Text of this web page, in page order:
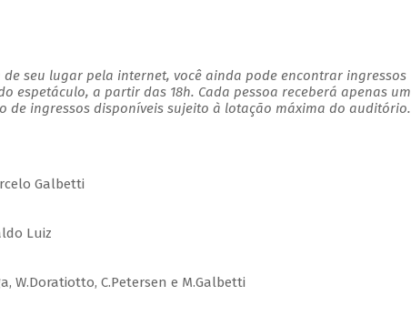
seu lugar pela internet, você ainda pode encontrar ingressos
espetáculo, a partir das 18h. Cada pessoa receberá apenas um
de ingressos disponíveis sujeito à lotação máxima do auditório.
Galbetti
Luiz
W.Doratiotto, C.Petersen e M.Galbetti